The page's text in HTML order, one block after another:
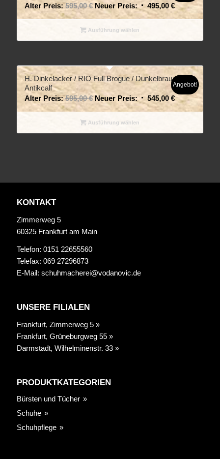
Alter Preis: 595,00€ Neuer Preis: 495,00 €
Ausführung wählen
H. Dinkelacker / RIO Full Brogue / Dunkelbraun
Antikcalf
Alter Preis: 595,00€ Neuer Preis: 545,00 €
Angebot!
Ausführung wählen
KONTAKT
Zimmerweg 5
60325 Frankfurt am Main
Telefon: 0151 22655560
Telefax: 069 27296873
E-Mail: schuhmacherei@vodanovic.de
UNSERE FILIALEN
Frankfurt, Zimmerweg 5 »
Frankfurt, Grüneburgweg 55 »
Darmstadt, Wilhelminenstr. 33 »
PRODUKTKATEGORIEN
Bürsten und Tücher
Schuhe
Schuhpflege